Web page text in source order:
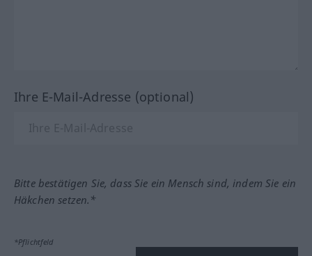
Ihre E-Mail-Adresse (optional)
Bitte bestätigen Sie, dass Sie ein Mensch sind, indem Sie ein
Häkchen setzen.*
*Pflichtfeld